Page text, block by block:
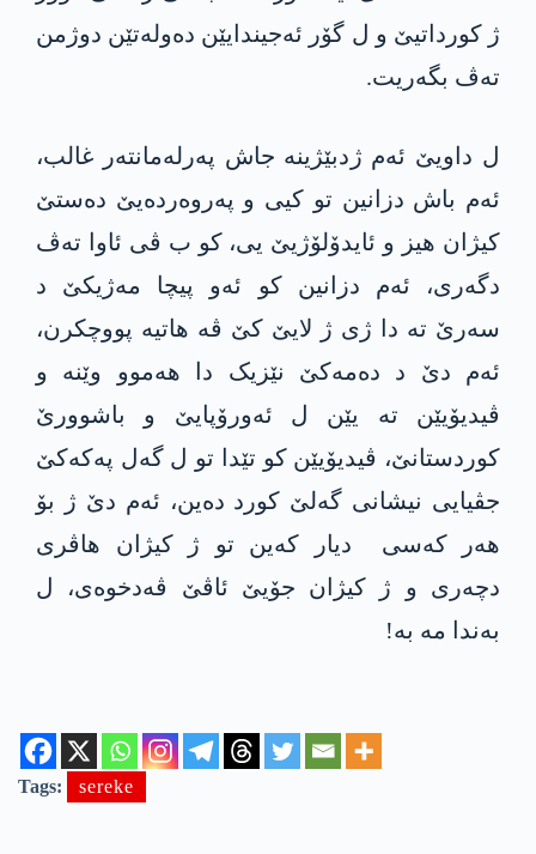
ژ کورداتیێ و ل گۆر ئەجیندایێن دەولەتێن دوژمن
تەڤ بگەریت.
ل داویێ ئەم ژدبێژینە جاش پەرلەمانتەر غالب،
ئەم باش دزانین تو کیی و پەروەردەیێ دەستێ
کیژان هیز و ئایدۆلۆژیێ یی، کو ب ڤی ئاوا تەڤ
دگەری، ئەم دزانین کو ئەو پیچا مەژیکێ د
سەرێ تە دا ژی ژ لایێ کێ ڤە هاتیە پووچکرن،
ئەم دێ د دەمەکێ نێزیک دا هەموو وێنە و
ڤیدیۆیێن تە یێن ل ئەورۆپایێ و باشوورێ
کوردستانێ، ڤیدیۆیێن کو تێدا تو ل گەل پەکەکێ
جڤیایی نیشانی گەلێ کورد دەین، ئەم دێ ژ بۆ
هەر کەسی دیار کەین تو ژ کیژان هاڤری
دچەری و ژ کیژان جۆیێ ئاڤێ ڤەدخوەی، ل
بەندا مە بە!
Tags: sereke